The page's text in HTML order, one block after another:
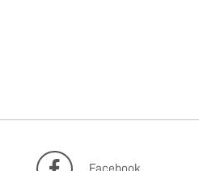
Facebook